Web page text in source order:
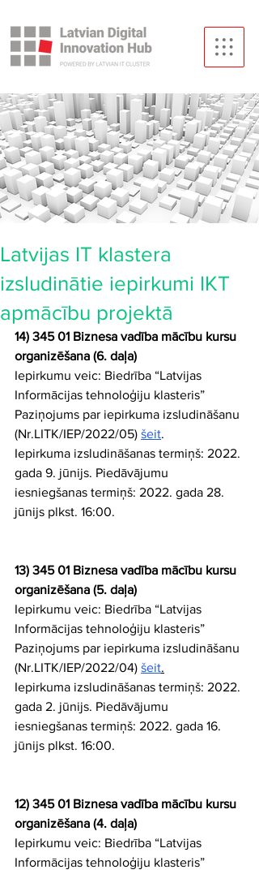
Latvijas IT klastera
izsludinātie iepirkumi IKT
apmācību projektā
14) 345 01 Biznesa vadība mācību kursu
organizēšana (6. daļa)
Iepirkumu veic: Biedrība “Latvijas
Informācijas tehnoloģiju klasteris”
Paziņojums par iepirkuma izsludināšanu
(Nr.LITK/IEP/2022/05) šeit.
Iepirkuma izsludināšanas termiņš: 2022.
gada 9. jūnijs. Piedāvājumu
iesniegšanas termiņš: 2022. gada 28.
jūnijs plkst. 16:00.
13) 345 01 Biznesa vadība mācību kursu
organizēšana (5. daļa)
Iepirkumu veic: Biedrība “Latvijas
Informācijas tehnoloģiju klasteris”
Paziņojums par iepirkuma izsludināšanu
(Nr.LITK/IEP/2022/04) šeit.
Iepirkuma izsludināšanas termiņš: 2022.
gada 2. jūnijs. Piedāvājumu
iesniegšanas termiņš: 2022. gada 16.
jūnijs plkst. 16:00.
12) 345 01 Biznesa vadība mācību kursu
organizēšana (4. daļa)
Iepirkumu veic: Biedrība “Latvijas
Informācijas tehnoloģiju klasteris”